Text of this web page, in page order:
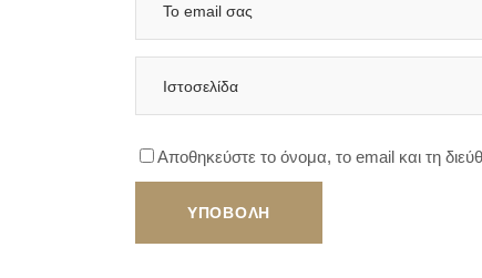
Αποθηκεύστε το όνομα, το email και τη